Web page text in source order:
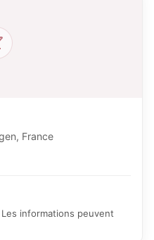
France
informations peuvent